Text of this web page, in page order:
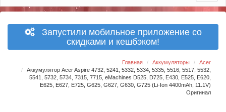
Запустили мобильное приложение со
скидками и кешбэком!
Главная Аккумуляторы
Acer
Аккумулятор Acer Aspire 4732, 5241, 5332, 5334, 5335, 5516, 5517, 5532,
5541, 5732, 5734, 7315, 7715, eMachines D525, D725, E430, E525, E620,
E625, E627, E725, G625, G627, G630, G725 (Li-Ion 4400mAh, 11.1V)
Оригинал